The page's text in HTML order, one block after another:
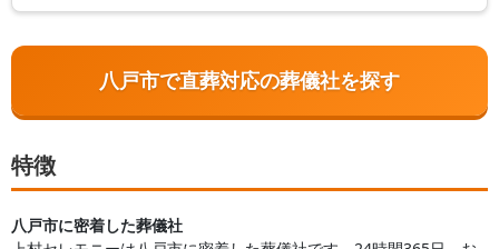
八戸市で直葬対応の葬儀社を探す
特徴
八戸市に密着した葬儀社